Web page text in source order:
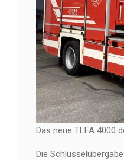
Das neue TLFA 4000
Die